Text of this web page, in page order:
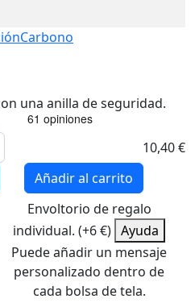
Carbono
una anilla de seguridad.
10,40 €
Añadir al carrito
Envoltorio de regalo
individual. (+6 €) Ayuda
Puede añadir un mensaje
personalizado dentro de
cada bolsa de tela.